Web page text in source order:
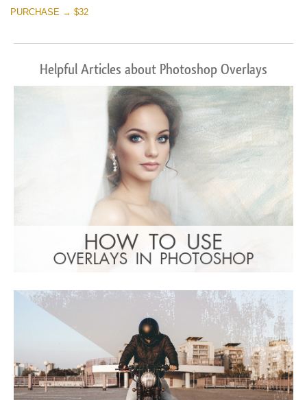
PURCHASE → $32
Helpful Articles about Photoshop Overlays